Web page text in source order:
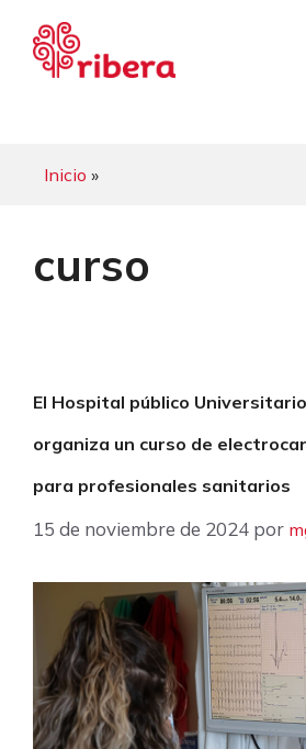
contenido
Inicio »
curso
El Hospital público
organiza un curso de
para profesionales sanitarios
15 de noviembre de 2024 por